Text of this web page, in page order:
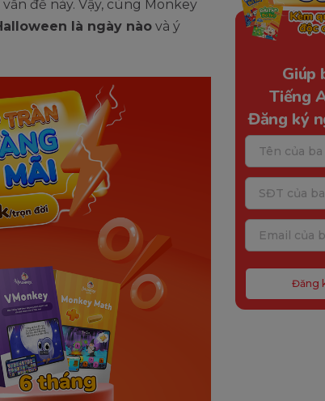
đề này. Vậy, cùng Monkey
là ngày nào và ý
Giúp
Tiếng
Đăng ký
Đăng